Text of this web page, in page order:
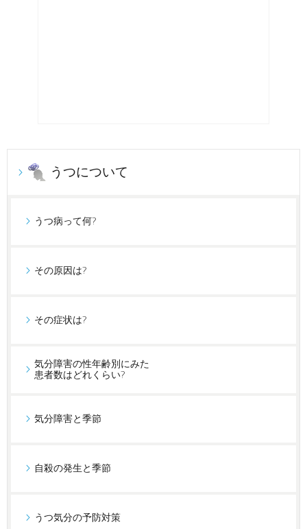
うつについて
うつ病って何?
その原因は?
その症状は?
気分障害の性年齢別にみた
患者数はどれくらい?
気分障害と季節
自殺の発生と季節
うつ気分の予防対策